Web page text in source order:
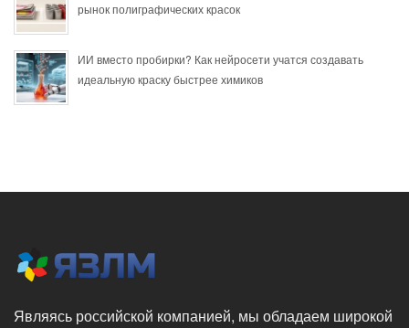
рынок полиграфических красок
ИИ вместо пробирки? Как нейросети учатся создавать
идеальную краску быстрее химиков
Являясь российской компанией, мы обладаем широкой